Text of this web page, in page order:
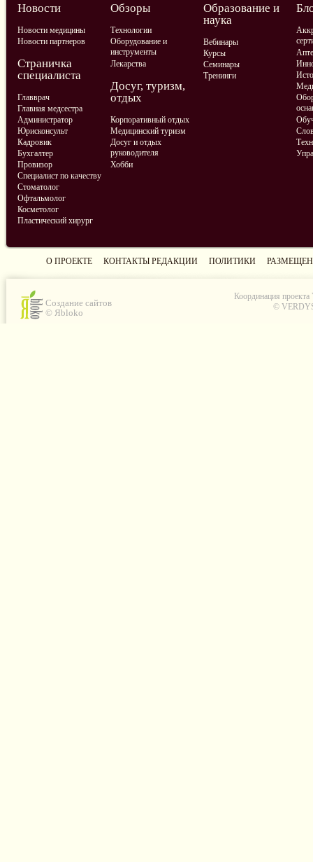
Новости
Новости медицины
Новости партнеров
Обзоры
Технологии
Оборудование и
инструменты
Лекарства
Образование и
наука
Вебинары
Курсы
Семинары
Тренинги
Страничка
специалиста
Главврач
Главная медсестра
Администратор
Юрисконсульт
Кадровик
Бухгалтер
Провизор
Специалист по качеству
Стоматолог
Офтальмолог
Косметолог
Пластический хирург
Досуг, туризм,
отдых
Корпоративный отдых
Медицинский туризм
Досуг и отдых
руководителя
Хобби
О ПРОЕКТЕ КОНТАКТЫ РЕДАКЦИИ ПОЛИТИКИ
Создание сайтов
© Яbloko
Координация проекта
©